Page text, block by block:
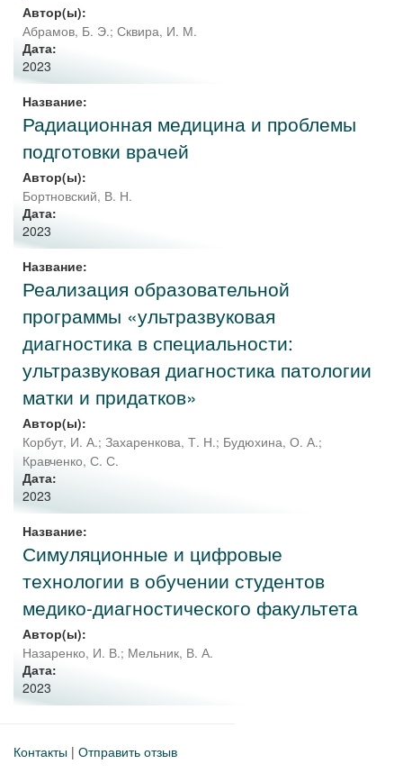
Автор(ы):
Абрамов, Б. Э.; Сквира, И. М.
Дата:
2023
Название:
Радиационная медицина и проблемы
подготовки врачей
Автор(ы):
Бортновский, В. Н.
Дата:
2023
Название:
Реализация образовательной
программы «ультразвуковая
диагностика в специальности:
ультразвуковая диагностика патологии
матки и придатков»
Автор(ы):
Корбут, И. А.; Захаренкова, Т. Н.; Будюхина, О. А.;
Кравченко, С. С.
Дата:
2023
Название:
Симуляционные и цифровые
технологии в обучении студентов
медико-диагностического факультета
Автор(ы):
Назаренко, И. В.; Мельник, В. А.
Дата:
2023
Контакты | Отправить отзыв